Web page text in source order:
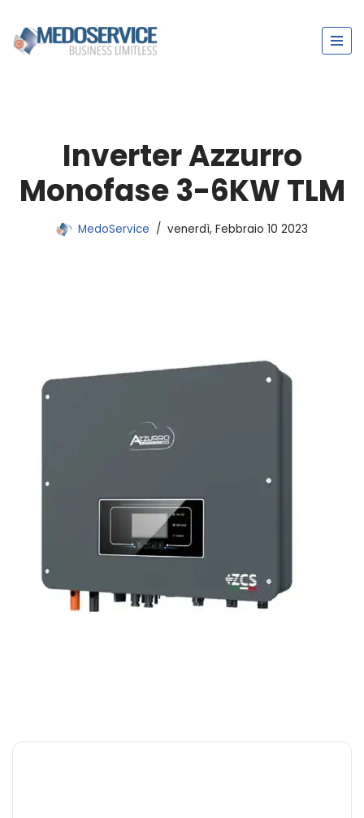
Vai
Inverter Azzurro
Monofase 3-6KW TLM
MedoService venerdì, Febbraio 10 2023